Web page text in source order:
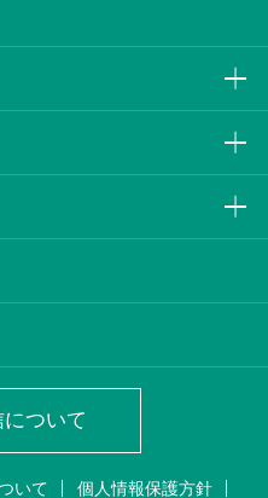
について
いて 個人情報保護方針